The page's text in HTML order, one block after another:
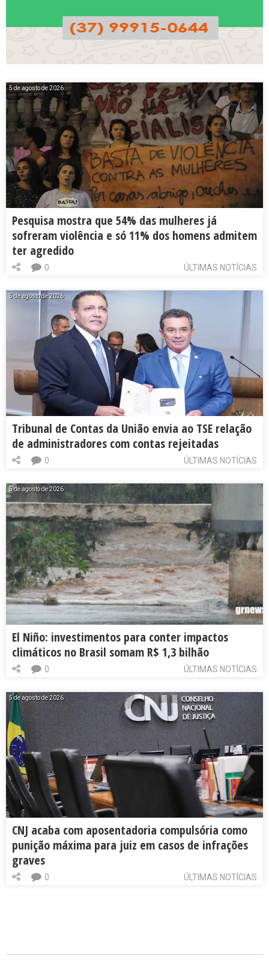
5 de agosto de 2026
Pesquisa mostra que 54% das mulheres já
sofreram violência e só 11% dos homens admitem
ter agredido
ÚLTIMAS NOTÍCIAS
0
5 de agosto de 2026
Tribunal de Contas da União envia ao TSE relação
de administradores com contas rejeitadas
ÚLTIMAS NOTÍCIAS
0
5 de agosto de 2026
El Niño: investimentos para conter impactos
climáticos no Brasil somam R$ 1,3 bilhão
ÚLTIMAS NOTÍCIAS
0
5 de agosto de 2026
CNJ acaba com aposentadoria compulsória como
punição máxima para juiz em casos de infrações
graves
ÚLTIMAS NOTÍCIAS
0